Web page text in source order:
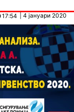
4 јануари 2020
17:54